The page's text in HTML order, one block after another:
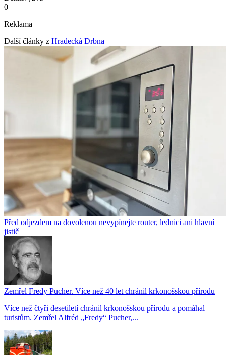
0
Reklama
Další články z Hradecká Drbna
Před odjezdem na dovolenou nevypínejte router, lednici ani hlavní
jistič
Zemřel Fredy Pucher. Více než 40 let chránil krkonošskou přírodu
Více než čtyři desetiletí chránil krkonošskou přírodu a pomáhal
turistům. Zemřel Alfréd „Fredy“ Pucher,...